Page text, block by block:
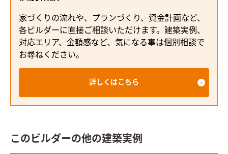
家づくりの流れや、プランづくり、資金計画など、
各ビルダーに直接ご相談いただけます。建築実例、
対応エリア、金額感など、気になる事は個別相談で
お尋ねください。
詳しくはこちら
このビルダーの他の建築実例